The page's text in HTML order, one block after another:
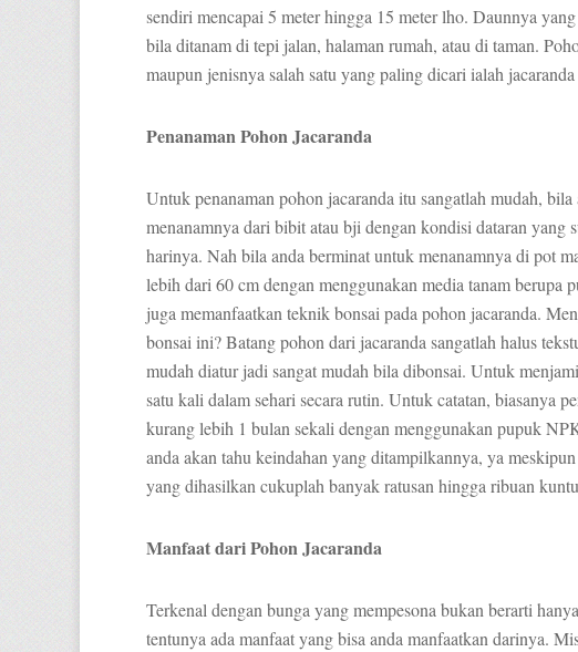
sendiri mencapai 5 meter hingga 15 meter lho. Daunnya
bila ditanam di tepi jalan, halaman rumah, atau di taman.
maupun jenisnya salah satu yang paling dicari ialah
Penanaman Pohon Jacaranda
Untuk penanaman pohon jacaranda itu sangatlah mudah,
menanamnya dari bibit atau bji dengan kondisi dataran yang
harinya. Nah bila anda berminat untuk menanamnya di pot
lebih dari 60 cm dengan menggunakan media tanam berupa
juga memanfaatkan teknik bonsai pada pohon jacaranda.
bonsai ini? Batang pohon dari jacaranda sangatlah halus
mudah diatur jadi sangat mudah bila dibonsai. Untuk
satu kali dalam sehari secara rutin. Untuk catatan, biasanya
kurang lebih 1 bulan sekali dengan menggunakan pupuk
anda akan tahu keindahan yang ditampilkannya, ya
yang dihasilkan cukuplah banyak ratusan hingga ribuan
Manfaat dari Pohon Jacaranda
Terkenal dengan bunga yang mempesona bukan berarti
tentunya ada manfaat yang bisa anda manfaatkan darinya.